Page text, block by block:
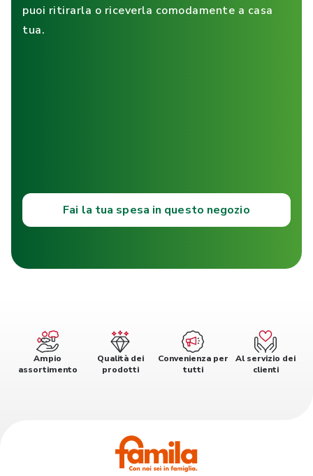
puoi ritirarla o riceverla comodamente a casa
tua.
Fai la tua spesa in questo negozio
Ampio
assortimento
Qualità dei
prodotti
Convenienza per
tutti
Al servizio dei
clienti